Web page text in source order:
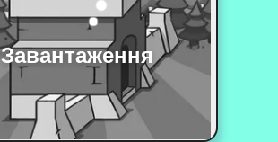
Завантаження